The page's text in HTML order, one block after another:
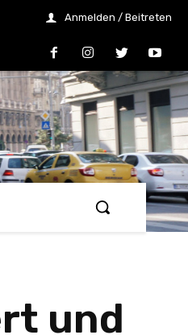
Anmelden / Beitreten
und